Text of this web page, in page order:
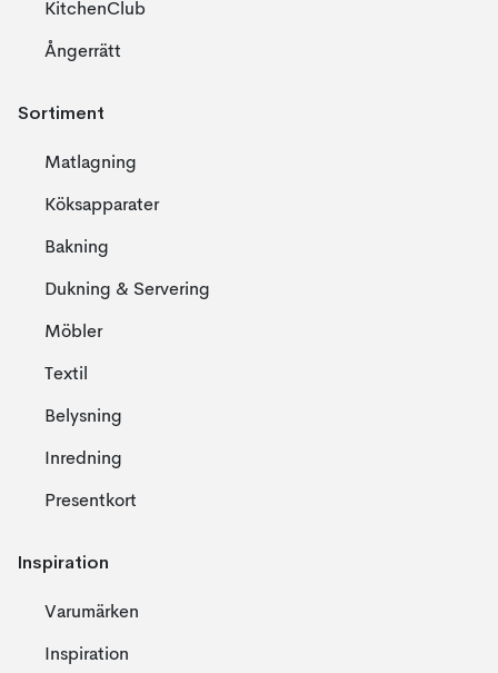
KitchenClub
Ångerrätt
Sortiment
Matlagning
Köksapparater
Bakning
Dukning & Servering
Möbler
Textil
Belysning
Inredning
Presentkort
Inspiration
Varumärken
Inspiration